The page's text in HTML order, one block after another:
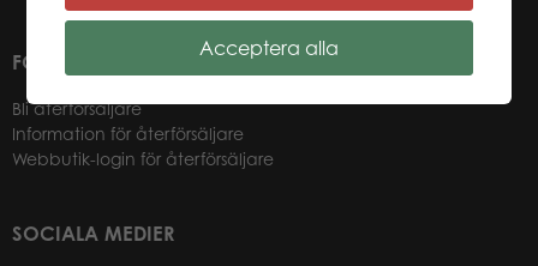
FÖR VÅRA ÅTERFÖRSÄLJARE
Bli återförsäljare
Information för återförsäljare
Webbutik-login för återförsäljare
SOCIALA MEDIER
Acceptera alla